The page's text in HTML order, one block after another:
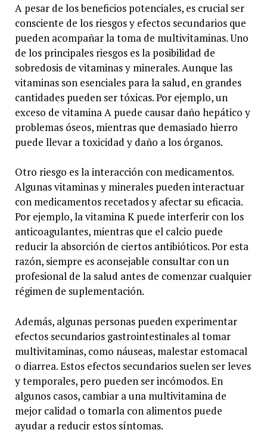
A pesar de los beneficios potenciales, es crucial ser
consciente de los riesgos y efectos secundarios que
pueden acompañar la toma de multivitaminas. Uno
de los principales riesgos es la posibilidad de
sobredosis de vitaminas y minerales. Aunque las
vitaminas son esenciales para la salud, en grandes
cantidades pueden ser tóxicas. Por ejemplo, un
exceso de vitamina A puede causar daño hepático y
problemas óseos, mientras que demasiado hierro
puede llevar a toxicidad y daño a los órganos.
Otro riesgo es la interacción con medicamentos.
Algunas vitaminas y minerales pueden interactuar
con medicamentos recetados y afectar su eficacia.
Por ejemplo, la vitamina K puede interferir con los
anticoagulantes, mientras que el calcio puede
reducir la absorción de ciertos antibióticos. Por esta
razón, siempre es aconsejable consultar con un
profesional de la salud antes de comenzar cualquier
régimen de suplementación.
Además, algunas personas pueden experimentar
efectos secundarios gastrointestinales al tomar
multivitaminas, como náuseas, malestar estomacal
o diarrea. Estos efectos secundarios suelen ser leves
y temporales, pero pueden ser incómodos. En
algunos casos, cambiar a una multivitamina de
mejor calidad o tomarla con alimentos puede
ayudar a reducir estos síntomas.